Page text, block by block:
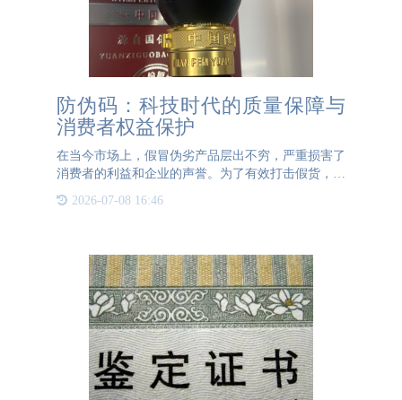
防伪码：科技时代的质量保障与
消费者权益保护
在当今市场上，假冒伪劣产品层出不穷，严重损害了
消费者的利益和企业的声誉。为了有效打击假货，保
了最为广泛应用的一种手段。防伪码是一种独特的数
2026-07-08 16:46